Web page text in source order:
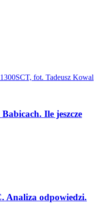
Ile jeszcze
Analiza odpowiedzi.